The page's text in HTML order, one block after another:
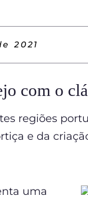
2021
com o
regiões
e da
uma